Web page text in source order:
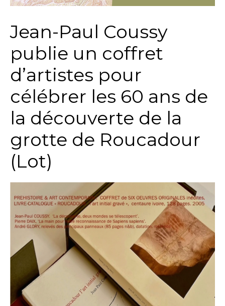
Jean-Paul Coussy
publie un coffret
d’artistes pour
célébrer les 60 ans de
la découverte de la
grotte de Roucadour
(Lot)